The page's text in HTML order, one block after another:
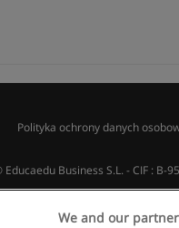
Polityka ochrony danych
Business S.L. - CIF : B-
We and our